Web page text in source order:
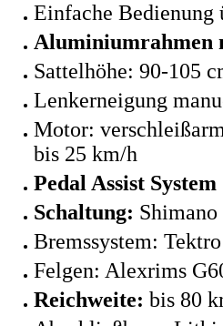
Einfache Bedienung
Aluminiumrahmen
Sattelhöhe: 90-105
Lenkerneigung
Motor:
bis 25 km/h
Pedal Assist
Schaltung:
Bremssystem:
Felgen: Alexrims
Reichweite: bis 80